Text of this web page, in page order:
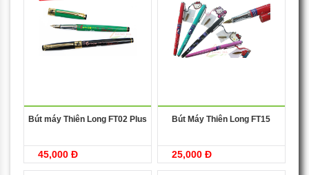
Bút máy Thiên Long FT02 Plus
45,000 Đ
Bút Máy Thiên Long FT15
25,000 Đ